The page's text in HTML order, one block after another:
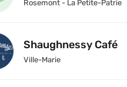
Rosemont - La Petite-Patrie
Shaughnessy Café
Ville-Marie